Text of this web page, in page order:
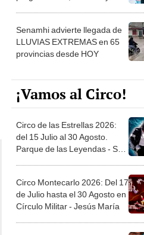
Senamhi advierte llegada de
LLUVIAS EXTREMAS en 65
provincias desde HOY
¡Vamos al Circo!
Circo de las Estrellas 2026:
del 15 Julio al 30 Agosto.
Parque de las Leyendas - San
Circo Montecarlo 2026: Del 17
de Julio hasta el 30 Agosto en
Círculo Militar - Jesús María